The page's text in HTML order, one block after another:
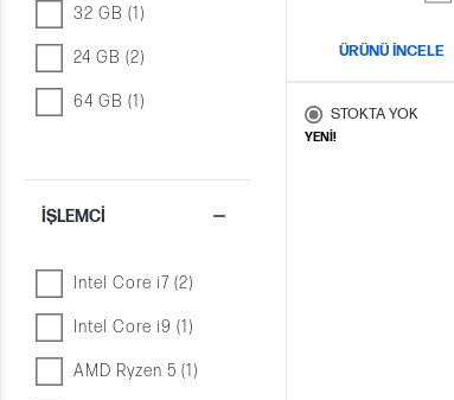
32 GB (1)
24 GB (2)
64 GB (1)
İŞLEMCI
Intel Core i7 (2)
Intel Core i9 (1)
AMD Ryzen 5 (1)
ÜRÜNÜ İNCELE
STOKTA YOK
YENİ!